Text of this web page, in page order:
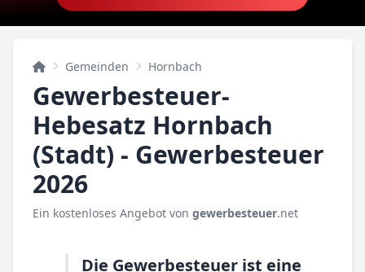
Gemeinden Hornbach
Gewerbesteuer-
Hebesatz Hornbach
(Stadt) - Gewerbesteuer
2026
Ein kostenloses Angebot von gewerbesteuer.net
Die Gewerbesteuer ist eine